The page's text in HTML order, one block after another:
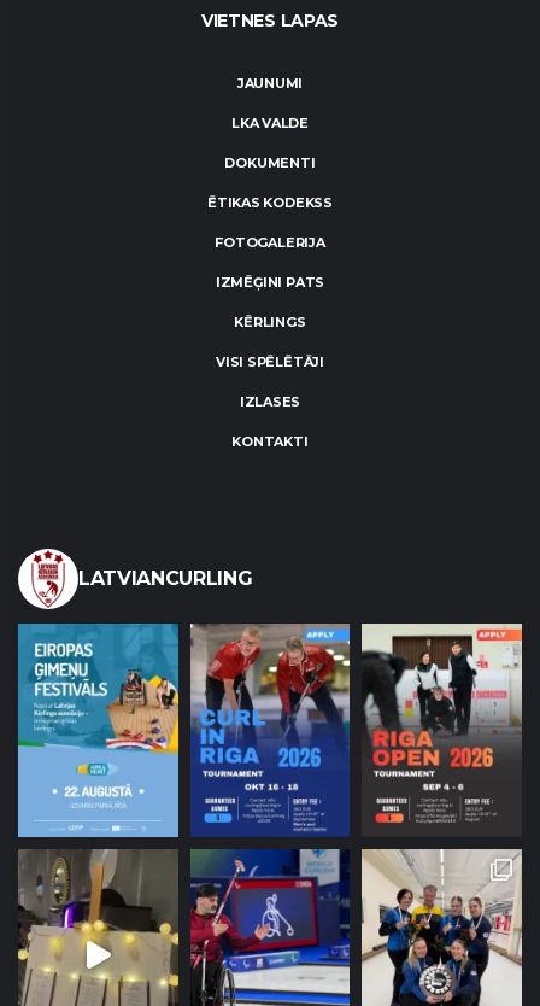
VIETNES LAPAS
JAUNUMI
LKA VALDE
DOKUMENTI
ĒTIKAS KODEKSS
FOTOGALERIJA
IZMĒĢINI PATS
KĒRLINGS
VISI SPĒLĒTĀJI
IZLASES
KONTAKTI
LATVIANCURLING